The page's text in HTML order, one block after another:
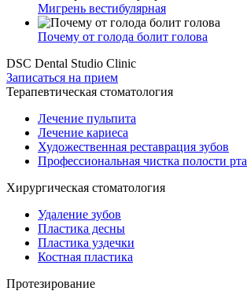
Мигрень вестибулярная
Почему от голода болит голова
DSC Dental Studio Clinic
Записаться на прием
Терапевтическая стоматология
Лечение пульпита
Лечение кариеса
Художественная реставрация зубов
Профессиональная чистка полости рта
Хирургическая стоматология
Удаление зубов
Пластика десны
Пластика уздечки
Костная пластика
Протезирование